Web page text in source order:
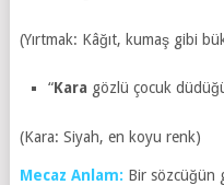
(Yırtmak: Kâğıt, kumaş gibi
“Kara gözlü çocuk
(Kara: Siyah, en koyu renk)
Mecaz Anlam: Bir sözcüğün